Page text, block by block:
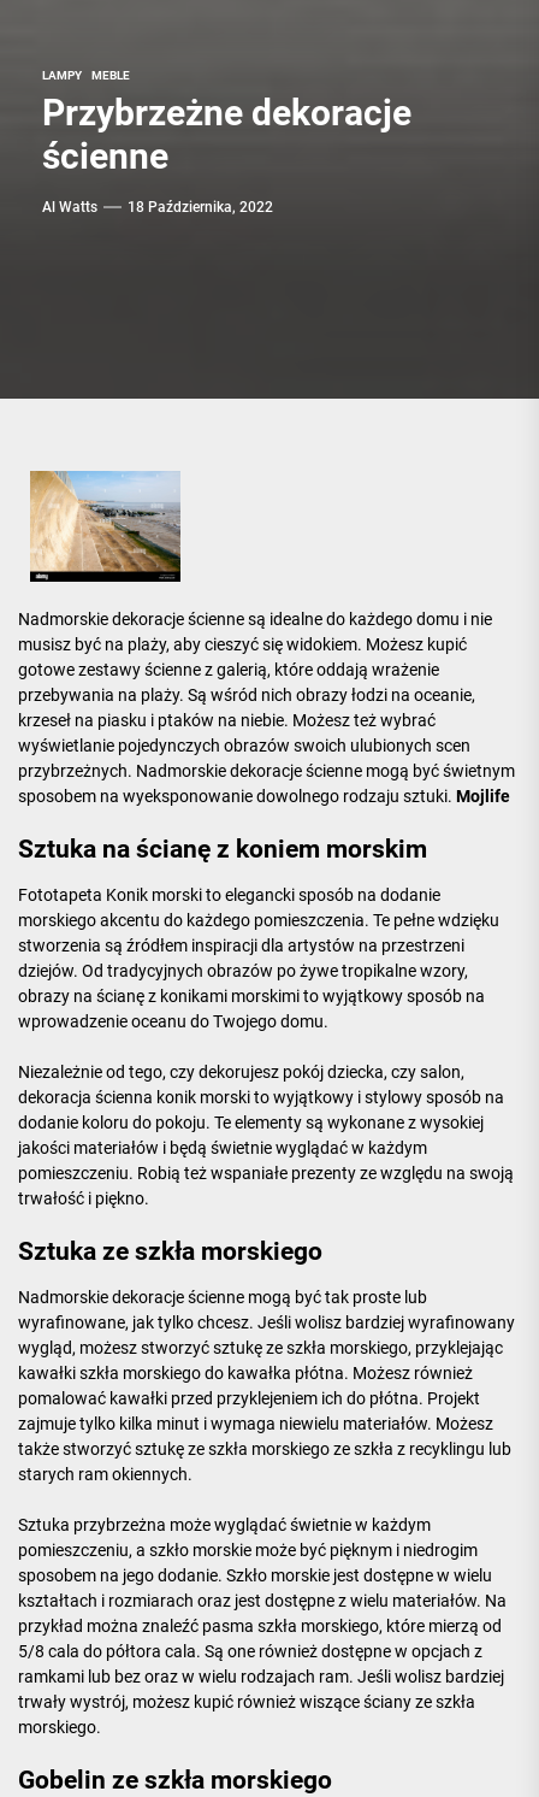
LAMPY MEBLE
Przybrzeżne dekoracje
ścienne
Al Watts 18 Października, 2022
Nadmorskie dekoracje ścienne są idealne do każdego domu i nie
musisz być na plaży, aby cieszyć się widokiem. Możesz kupić
gotowe zestawy ścienne z galerią, które oddają wrażenie
przebywania na plaży. Są wśród nich obrazy łodzi na oceanie,
krzeseł na piasku i ptaków na niebie. Możesz też wybrać
wyświetlanie pojedynczych obrazów swoich ulubionych scen
przybrzeżnych. Nadmorskie dekoracje ścienne mogą być świetnym
sposobem na wyeksponowanie dowolnego rodzaju sztuki. Mojlife
Sztuka na ścianę z koniem morskim
Fototapeta Konik morski to elegancki sposób na dodanie
morskiego akcentu do każdego pomieszczenia. Te pełne wdzięku
stworzenia są źródłem inspiracji dla artystów na przestrzeni
dziejów. Od tradycyjnych obrazów po żywe tropikalne wzory,
obrazy na ścianę z konikami morskimi to wyjątkowy sposób na
wprowadzenie oceanu do Twojego domu.
Niezależnie od tego, czy dekorujesz pokój dziecka, czy salon,
dekoracja ścienna konik morski to wyjątkowy i stylowy sposób na
dodanie koloru do pokoju. Te elementy są wykonane z wysokiej
jakości materiałów i będą świetnie wyglądać w każdym
pomieszczeniu. Robią też wspaniałe prezenty ze względu na swoją
trwałość i piękno.
Sztuka ze szkła morskiego
Nadmorskie dekoracje ścienne mogą być tak proste lub
wyrafinowane, jak tylko chcesz. Jeśli wolisz bardziej wyrafinowany
wygląd, możesz stworzyć sztukę ze szkła morskiego, przyklejając
kawałki szkła morskiego do kawałka płótna. Możesz również
pomalować kawałki przed przyklejeniem ich do płótna. Projekt
zajmuje tylko kilka minut i wymaga niewielu materiałów. Możesz
także stworzyć sztukę ze szkła morskiego ze szkła z recyklingu lub
starych ram okiennych.
Sztuka przybrzeżna może wyglądać świetnie w każdym
pomieszczeniu, a szkło morskie może być pięknym i niedrogim
sposobem na jego dodanie. Szkło morskie jest dostępne w wielu
kształtach i rozmiarach oraz jest dostępne z wielu materiałów. Na
przykład można znaleźć pasma szkła morskiego, które mierzą od
5/8 cala do półtora cala. Są one również dostępne w opcjach z
ramkami lub bez oraz w wielu rodzajach ram. Jeśli wolisz bardziej
trwały wystrój, możesz kupić również wiszące ściany ze szkła
morskiego.
Gobelin ze szkła morskiego